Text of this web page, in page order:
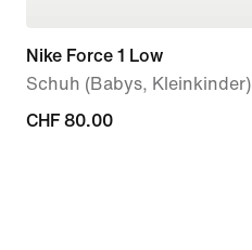
Nike Force 1 Low
Schuh (Babys, Kleinkinder)
CHF 80.00
CHF 80.00